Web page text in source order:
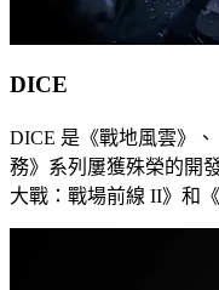
DICE
DICE 是《戰地風雲》
務》系列屢獲殊榮的開
大戰：戰場前線 II》和